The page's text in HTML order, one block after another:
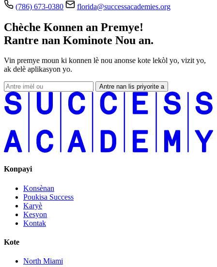
(786) 673-0380 florida@successacademies.org
Chèche Konnen an Premye!
Rantre nan Kominote Nou an.
Vin premye moun ki konnen lè nou anonse kote lekòl yo, vizit yo,
ak delè aplikasyon yo.
Antre nan lis priyorite a
Konpayi
Konsènan
Poukisa Success
Karyè
Kesyon
Kontak
Kote
North Miami